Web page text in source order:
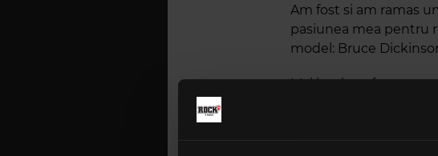
Am fost si am ramas
pasiunea mea pentru
model: Bruce
Mai intai am format